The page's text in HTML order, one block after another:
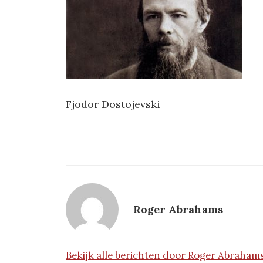
Fjodor Dostojevski
Roger Abrahams
Bekijk alle berichten door Roger